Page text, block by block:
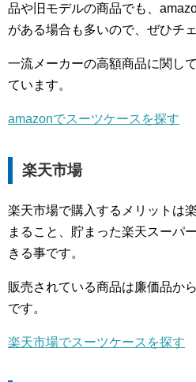
品や旧モデルの商品でも、
がある場合も多いので、ぜひチ
一流メーカーの高額商品に関し
ています。
amazonでスーツケースを探す
楽天市場
楽天市場で購入するメリットは
まること、貯まった楽天スーパ
きる事です。
販売されている商品は廉価品か
です。
楽天市場でスーツケースを探す